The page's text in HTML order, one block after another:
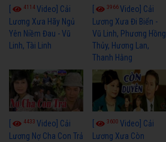
4114Video] Cải
Lương Xưa Hãy Ngủ
Yên Niềm Đau - Vũ
Linh, Tài Linh
3966Video] Cải
Lương Xưa Đi Biển -
Vũ Linh, Phương Hồng
Thủy, Hương Lan,
Thanh Hằng
4433 Video] Cải
Lương Nợ Cha Con Trả
3600Video] Cải
Lương Xưa Còn